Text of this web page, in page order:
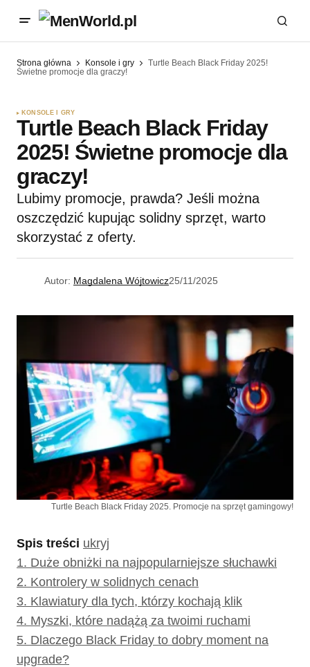
Strona główna Konsole i gry
Turtle Beach Black Friday 2025!
Świetne promocje dla graczy!
KONSOLE I GRY
Turtle Beach Black Friday
2025! Świetne promocje dla
graczy!
Lubimy promocje, prawda? Jeśli można
oszczędzić kupując solidny sprzęt, warto
skorzystać z oferty.
Autor: Magdalena Wójtowicz25/11/2025
Turtle Beach Black Friday 2025. Promocje na sprzęt gamingowy!
Spis treści ukryj
1. Duże obniżki na najpopularniejsze słuchawki
2. Kontrolery w solidnych cenach
3. Klawiatury dla tych, którzy kochają klik
4. Myszki, które nadążą za twoimi ruchami
5. Dlaczego Black Friday to dobry moment na
upgrade?